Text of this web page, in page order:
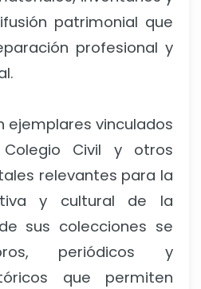
patrimonial que
profesional y
ejemplares vinculados
Civil y otros
relevantes para la
y cultural de la
sus colecciones se
periódicos y
que permiten